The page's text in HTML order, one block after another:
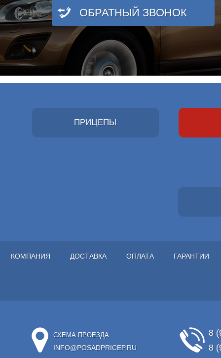
ОБРАТНЫЙ ЗВОНОК
ПРИЦЕПЫ
КОМПАНИЯ ДОСТАВКА ОПЛАТА ГАРАНТИИ
СХЕМА ПРОЕЗДА
INFO@POSADPRICEP.RU
8
8